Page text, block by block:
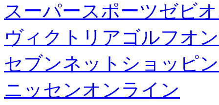
スーパースポーツゼビ
ヴィクトリアゴルフオ
セブンネットショッピ
ニッセンオンライン